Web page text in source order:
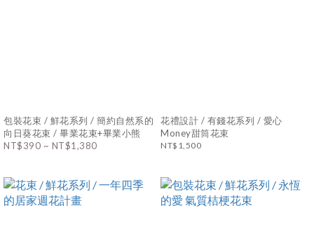
包裝花束 / 鮮花系列 / 簡約自然系的
向日葵花束 / 畢業花束+畢業小熊
NT$390 ~ NT$1,380
花禮設計 / 有錢花系列 / 愛心
Money甜筒花束
NT$1,500